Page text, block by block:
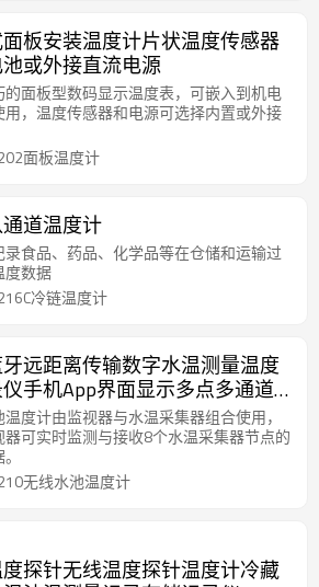
板安装温度计片状温度传感器
或外接直流电源
的面板型数码显示温度表，可嵌入到机电
用，温度传感器和电源可选择内置或外接
面板温度计
道温度计
录食品、药品、化学品等在仓储和运输过
度数据
冷链温度计
远距离传输数字水温测量温度
手机App界面显示多点多通道
存储高低温预警
度计由监视器与水温采集器组合使用，
器可实时监测与接收8个水温采集器节点的
无线水池温度计
探针无线温度探针温度计冷藏